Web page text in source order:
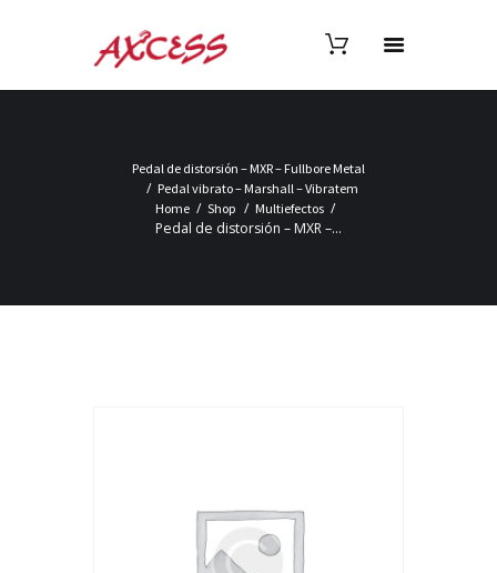
Pedal de distorsión – MXR – Fullbore Metal
Pedal vibrato – Marshall – Vibratem
Home
Shop Multiefectos
Pedal de distorsión – MXR –...